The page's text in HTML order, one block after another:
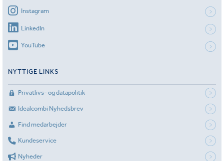
Instagram
LinkedIn
YouTube
NYTTIGE LINKS
Privatlivs- og datapolitik
Idealcombi Nyhedsbrev
Find medarbejder
Kundeservice
Nyheder